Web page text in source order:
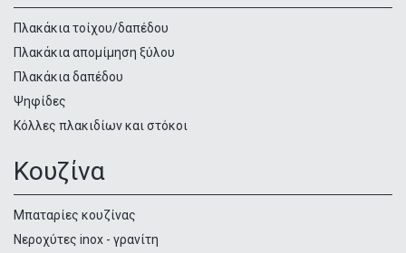
Πλακάκια τοίχου/δαπέδου
Πλακάκια απομίμηση ξύλου
Πλακάκια δαπέδου
Ψηφίδες
Κόλλες πλακιδίων και στόκοι
Κουζίνα
Μπαταρίες κουζίνας
Νεροχύτες inox - γρανίτη